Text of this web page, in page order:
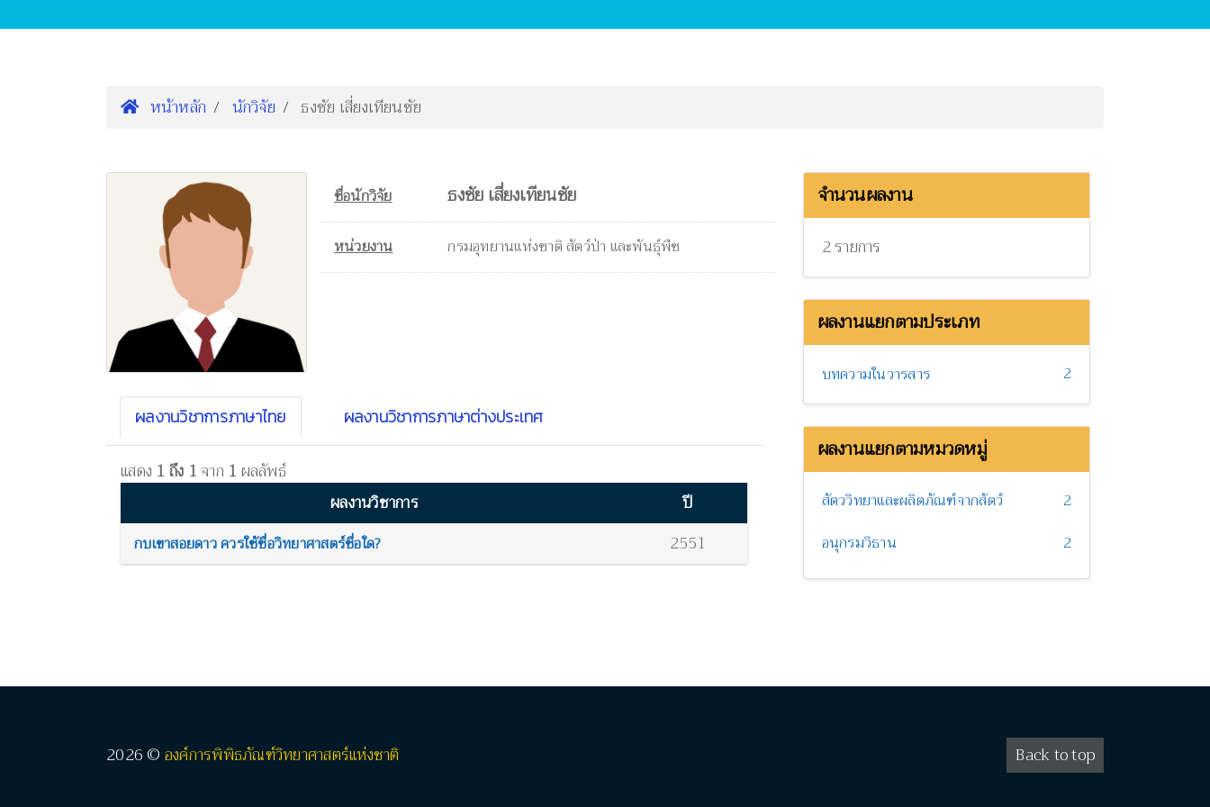
หน้าหลัก นักวิจัย ธงชัย เสี่ยงเทียนชัย
ชื่อนักวิจัย ธงชัย เสี่ยงเทียนชัย
หน่วยงาน กรมอุทยานแห่งชาติ สัตว์ป่า และพันธุ์พืช
ผลงานวิชาการภาษาไทย ผลงานวิชาการภาษาต่างประเทศ
แสดง 1 ถึง 1จาก 1 ผลลัพธ์
ผลงานวิชาการ
ปี
กบเขาสอยดาว ควรใช้ชื่อวิทยาศาสตร์ชื่อใด? 2551
จำนวนผลงาน
2 รายการ
ผลงานแยกตามประเภท
บทความในวารสาร 2
ผลงานแยกตามหมวดหมู่
สัตววิทยาและผลิตภัณฑ์จากสัตว์
2
อนุกรมวิธาน
2
Back to top
2026 © องค์การพิพิธภัณฑ์วิทยาศาสตร์แห่งชาติ